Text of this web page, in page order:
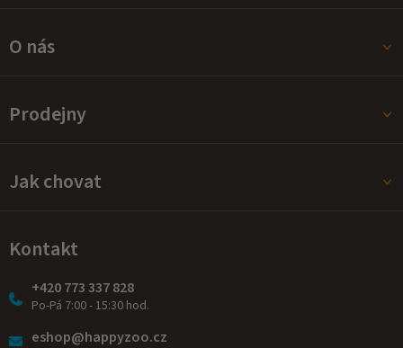
O nás
Prodejny
Jak chovat
Kontakt
+420 773 337 828
Po-Pá 7:00 - 15:30 hod.
eshop@happyzoo.cz